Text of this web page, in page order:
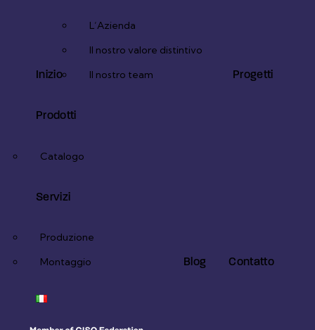
Inizio
L’Azienda
Il nostro valore distintivo
Il nostro team
Progetti
Prodotti
Catalogo
Servizi
Produzione
Montaggio
Blog Contatto